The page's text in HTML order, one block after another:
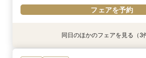
フェアを予約
特典あり
特典あり
特典あり同日のほかのフェアを見る（3